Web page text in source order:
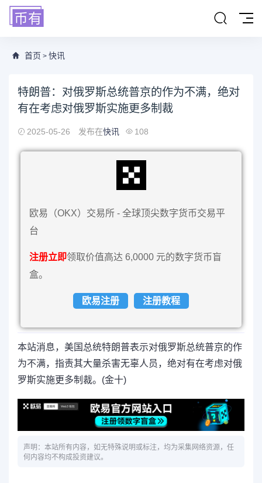
首页 > 快讯
特朗普：对俄罗斯总统普京的作为不满，绝对
有在考虑对俄罗斯实施更多制裁
2025-05-26 发布在快讯 108
欧易（OKX）交易所 - 全球顶尖数字货币交易平
台
注册立即领取价值高达 6,0000 元的数字货币盲
盒。
欧易注册 注册教程
本站消息，美国总统特朗普表示对俄罗斯总统普京的作
为不满，指责其大量杀害无辜人员，绝对有在考虑对俄
罗斯实施更多制裁。(金十)
声明：本站所有内容，如无特殊说明或标注，均为采集网络资源，任
何内容均不构成投资建议。